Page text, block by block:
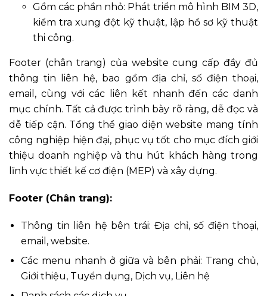
Gồm các phần nhỏ: Phát triển mô hình BIM 3D,
kiểm tra xung đột kỹ thuật, lập hồ sơ kỹ thuật
thi công.
Footer (chân trang) của website cung cấp đầy đủ
thông tin liên hệ, bao gồm địa chỉ, số điện thoại,
email, cùng với các liên kết nhanh đến các danh
mục chính. Tất cả được trình bày rõ ràng, dễ đọc và
dễ tiếp cận. Tổng thể giao diện website mang tính
công nghiệp hiện đại, phục vụ tốt cho mục đích giới
thiệu doanh nghiệp và thu hút khách hàng trong
lĩnh vực thiết kế cơ điện (MEP) và xây dựng.
Footer (Chân trang):
Thông tin liên hệ bên trái: Địa chỉ, số điện thoại,
email, website.
Các menu nhanh ở giữa và bên phải: Trang chủ,
Giới thiệu, Tuyển dụng, Dịch vụ, Liên hệ